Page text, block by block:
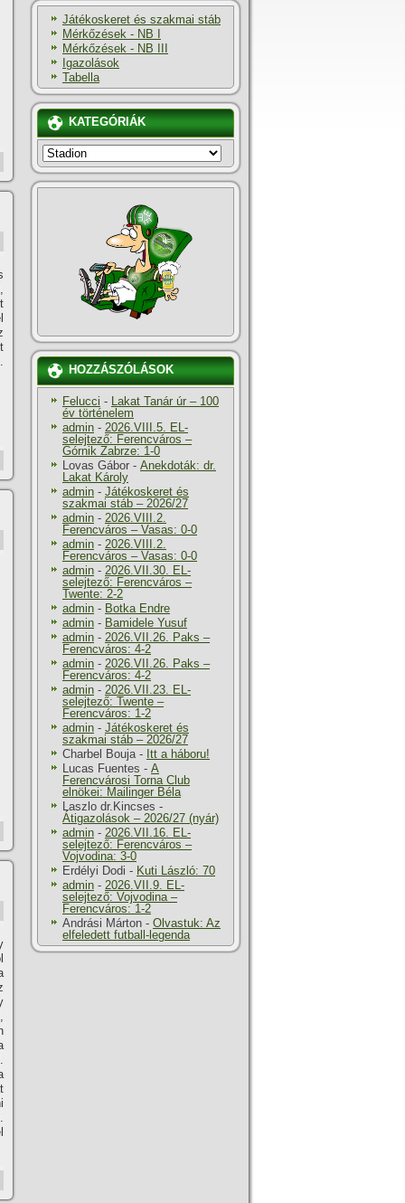
Játékoskeret és szakmai stáb
Mérkőzések - NB I
Mérkőzések - NB III
Igazolások
Tabella
KATEGÓRIÁK
KATEGÓRIÁK
HOZZÁSZÓLÁSOK
Felucci - Lakat Tanár úr – 100
év történelem
admin - 2026.VIII.5. EL-
selejtező: Ferencváros –
Górnik Zabrze: 1-0
Lovas Gábor - Anekdoták: dr.
Lakat Károly
admin - Játékoskeret és
szakmai stáb – 2026/27
admin - 2026.VIII.2.
Ferencváros – Vasas: 0-0
admin - 2026.VIII.2.
Ferencváros – Vasas: 0-0
admin - 2026.VII.30. EL-
selejtező: Ferencváros –
Twente: 2-2
admin - Botka Endre
admin - Bamidele Yusuf
admin - 2026.VII.26. Paks –
Ferencváros: 4-2
admin - 2026.VII.26. Paks –
Ferencváros: 4-2
admin - 2026.VII.23. EL-
selejtező: Twente –
Ferencváros: 1-2
admin - Játékoskeret és
szakmai stáb – 2026/27
Charbel Bouja- Itt a háboru!
Lucas Fuentes - A
Ferencvárosi Torna Club
elnökei: Mailinger Béla
Laszlo dr.Kincses -
Átigazolások – 2026/27 (nyár)
admin - 2026.VII.16. EL-
selejtező: Ferencváros –
Vojvodina: 3-0
Erdélyi Dodi - Kuti László: 70
admin - 2026.VII.9. EL-
selejtező: Vojvodina –
Ferencváros: 1-2
Andrási Márton - Olvastuk: Az
elfeledett futball-legenda